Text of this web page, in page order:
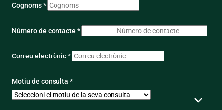
Cognoms *
Número de contacte *
Correu electrònic *
Motiu de consulta *